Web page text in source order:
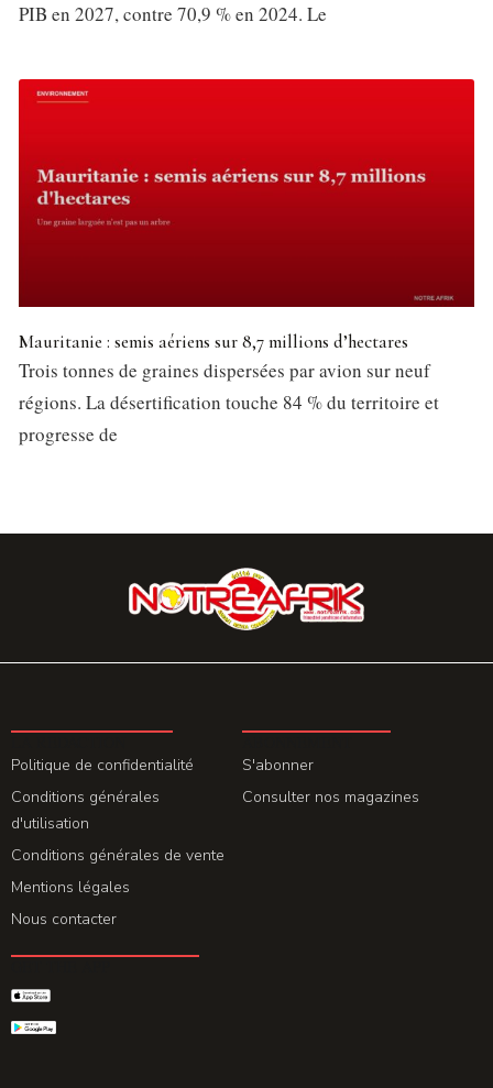
PIB en 2027, contre 70,9 % en 2024. Le
Mauritanie : semis aériens sur 8,7 millions d’hectares
Trois tonnes de graines dispersées par avion sur neuf
régions. La désertification touche 84 % du territoire et
progresse de
Politique de confidentialité
Conditions générales
d'utilisation
Conditions générales de vente
Mentions légales
Nous contacter
S'abonner
Consulter nos magazines